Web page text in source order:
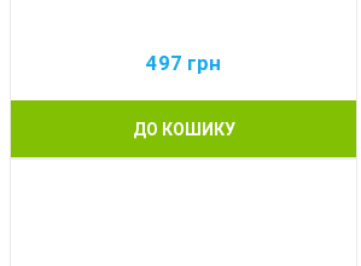
497 грн
ДО КОШИКУ